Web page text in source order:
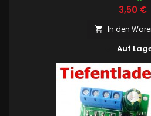
Preis
3,50 €
 In den
Auf